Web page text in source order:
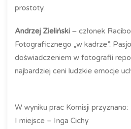
prostoty.
Andrzej Zieliński – członek
Fotograficznego „w kadrze”.
doświadczeniem w fotografii
najbardziej ceni ludzkie emocje
W wyniku prac Komisji przyznano:
I miejsce – Inga Cichy